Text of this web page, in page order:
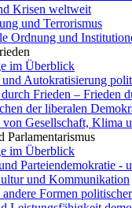
Krisen weltweit
und Terrorismus
Ordnung und
im Überblick
Autokratisierung
Frieden – Frieden
der liberalen
Gesellschaft, Klima
Parlamentarismus
im Überblick
Parteiendemokratie -
und Kommunikation
Formen